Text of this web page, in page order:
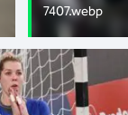
7407.webp